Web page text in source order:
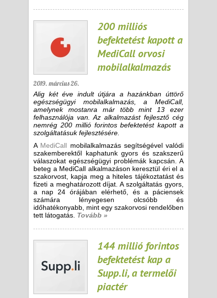
200 milliós
befektetést kapott a
MediCall orvosi
mobilalkalmazás
2019. március 26.
Alig két éve indult útjára a hazánkban úttörő
egészségügyi mobilalkalmazás, a MediCall,
amelynek mostanra már több mint 13 ezer
felhasználója van. Az alkalmazást fejlesztő cég
nemrég 200 millió forintos befektetést kapott a
szolgáltatásuk fejlesztésére.
A MediCall mobilalkalmazás segítségével valódi
szakemberektől kaphatunk gyors és szakszerű
válaszokat egészségügyi problémák kapcsán. A
beteg a MediCall alkalmazáson keresztül éri el a
szakorvost, kapja meg a hiteles tájékoztatást és
fizeti a meghatározott díjat. A szolgáltatás gyors,
a nap 24 órájában elérhető, és a páciensek
számára lényegesen olcsóbb és
időhatékonyabb, mint egy szakorvosi rendelőben
tett látogatás. Tovább »
144 millió forintos
befektetést kap a
Supp.li, a termelői
piactér